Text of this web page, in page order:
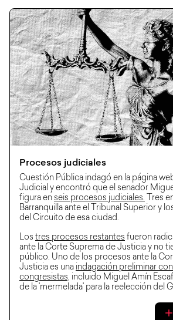
Procesos judiciales
Cuestión Pública indagó en la página
Judicial y encontró que el senador
figura en seis procesos judiciales. Tres
Barranquilla ante el Tribunal Superior y
del Circuito de esa ciudad.
Los tres procesos restantes fueron
ante la Corte Suprema de Justicia y no
público. Uno de los procesos ante la
Justicia es una indagación preliminar
congresistas, incluido Miguel Amín
de la 'mermelada' para la reelección del